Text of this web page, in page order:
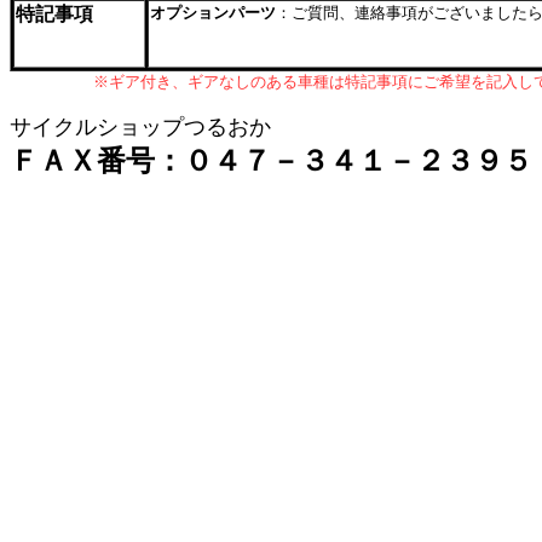
※ギア付き、ギアなしのある車種は特記事項にご希望を記入し
特記事項 オプションパーツ ：ご質問、連絡事項がございました
サイクルショップつるおか
ＦＡＸ番号：０４７－３４１－２３９５